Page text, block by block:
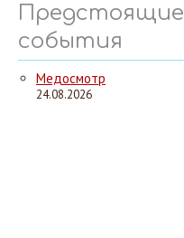
Предстоящие
события
Медосмотр
24.08.2026